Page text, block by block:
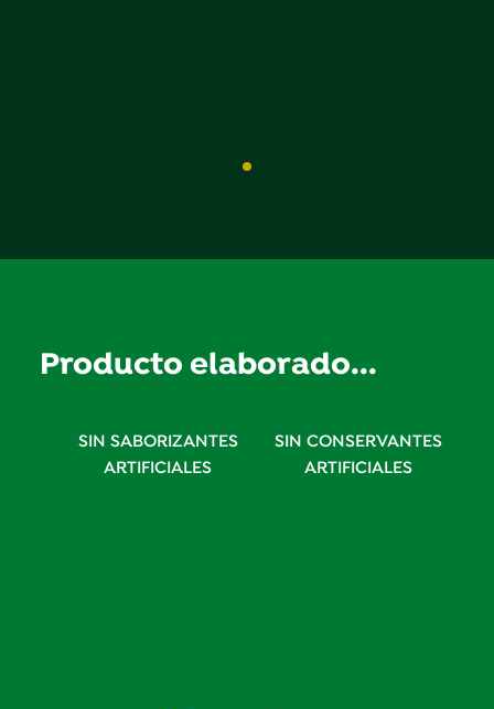
Producto elaborado...
SIN SABORIZANTES
ARTIFICIALES
SIN CONSERVANTES
ARTIFICIALES